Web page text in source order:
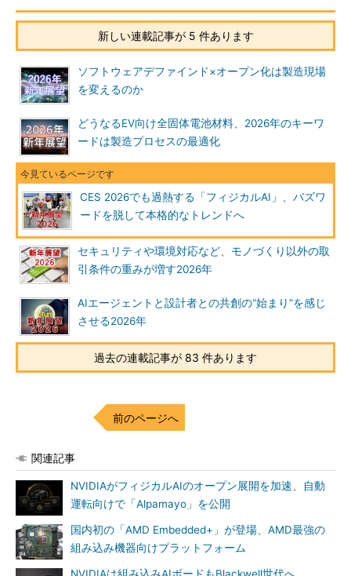
新しい連載記事が 5 件あります
ソフトウェアデファインド×オープン化は製造現場
を変えるのか
どうなるEV向け全固体電池材料、2026年のキーワ
ードは製造プロセスの最適化
CES 2026でも過熱する「フィジカルAI」、バズワ
ードを脱して本格的なトレンドへ
セキュリティや環境対応など、モノづくり以外の取
引条件の重みが増す2026年
AIエージェントと設計者との共創の“始まり”を感じ
させる2026年
過去の連載記事が 83 件あります
前のページへ
関連記事
NVIDIAがフィジカルAIのオープン展開を加速、自動
運転向けで「Alpamayo」を公開
国内初の「AMD Embedded+」が登場、AMD最強の
組み込み機器向けプラットフォーム